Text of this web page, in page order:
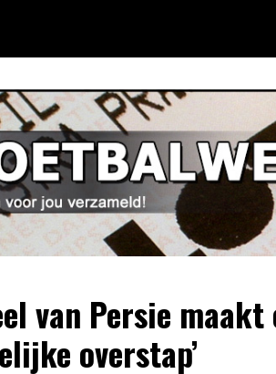
van Persie maakt
overstap’